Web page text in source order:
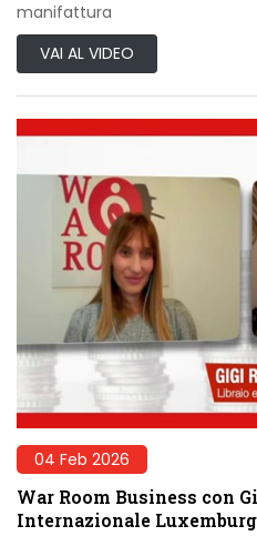
manifattura
VAI AL VIDEO
04 Feb 2026
War Room Business con
Internazionale